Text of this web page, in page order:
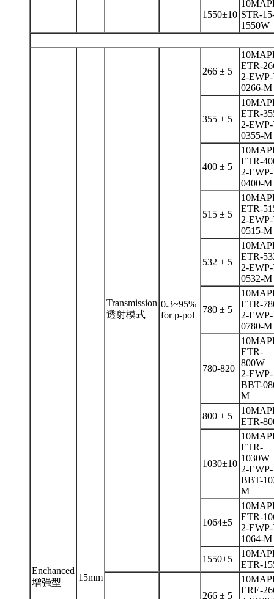
1550±10 STR-
1550W
Enchanced
增强型
15mm
Transmission
透射模式
0.3~95%
for p-pol
266 ± 5
ETR-
2-
0266-M
355 ± 5
ETR-
2-
0355-M
400 ± 5
ETR-
2-
0400-M
515 ± 5
ETR-
2-
0515-M
532 ± 5
ETR-
2-
0532-M
780 ± 5
ETR-
2-
0780-M
780-820
ETR-
800W
2-EWP-
BBT-
M
800 ± 5
ETR-
1030±10
ETR-
1030W
2-EWP-
BBT-
M
1064±5
ETR-
2-
1064-M
1550±5
ETR-
266 ± 5
ERE-